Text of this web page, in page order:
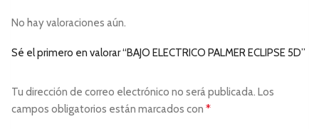
No hay valoraciones aún.
Sé el primero en valorar “BAJO ELECTRICO PALMER ECLIPSE 5D”
Tu dirección de correo electrónico no será publicada. Los
campos obligatorios están marcados con *